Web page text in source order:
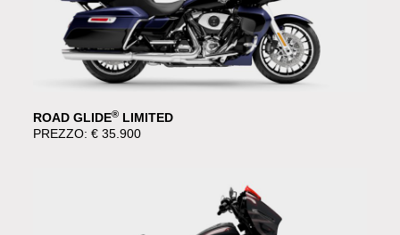
ROAD GLIDE® LIMITED
PREZZO: € 35.900